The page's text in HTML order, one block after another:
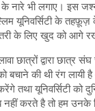
नारे भी लगाए। इस
यूनिवर्सिटी के तहफ़ूज़
के लिए खुद को आगे
छात्रों द्वारा छात्र
बचाने की थी रंग लायी
करेंगे तथा यूनिवर्सिटी
नहीं करते है तो हम